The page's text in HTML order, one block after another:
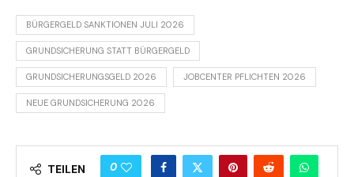
BÜRGERGELD SANKTIONEN JULI 2026
GRUNDSICHERUNG STATT BÜRGERGELD
GRUNDSICHERUNGSGELD 2026 JOBCENTER PFLICHTEN 2026
NEUE GRUNDSICHERUNG 2026
TEILEN 0